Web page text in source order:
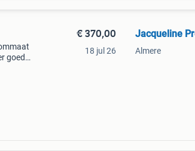
goed
€ 370,00
18 jul 26
Jacqueline
Almere